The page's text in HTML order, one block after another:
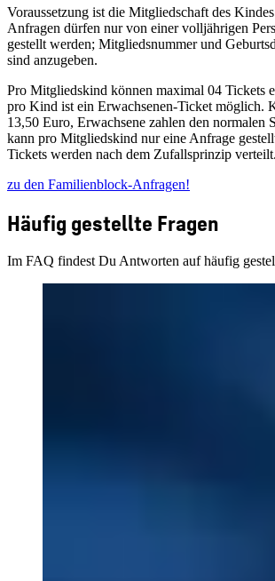
Voraussetzung ist die Mitgliedschaft des
Anfragen dürfen nur von einer volljährigen
gestellt werden; Mitgliedsnummer und
sind anzugeben.
Pro Mitgliedskind können maximal 04 Tickets
pro Kind ist ein Erwachsenen‑Ticket möglich.
13,50 Euro, Erwachsene zahlen den normalen
kann pro Mitgliedskind nur eine Anfrage
Tickets werden nach dem Zufallsprinzip verteilt.
zu den Familienblock-Anfragen!
Häufig gestellte Fragen
Im FAQ findest Du Antworten auf häufig